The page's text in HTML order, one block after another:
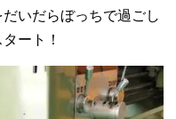
いだらぼっちで過ごし
ート！